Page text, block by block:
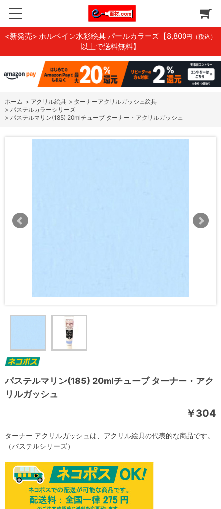
<新発売> ホルベイン水彩絵具 パールカラーズ 【8,800円（税込）
以上で送料無料】
ホーム > アクリル絵具 > ターナーアクリルガッシュ絵具
> パステルカラーシリーズ
> パステルマリン(185) 20mlチューブ ターナー・アクリルガッシュ
パステルマリン(185) 20mlチューブ ターナー・アク
リルガッシュ
￥304
ターナー アクリルガッシュは、アクリル絵具の代表的な商品です。
（パステルシリーズ）